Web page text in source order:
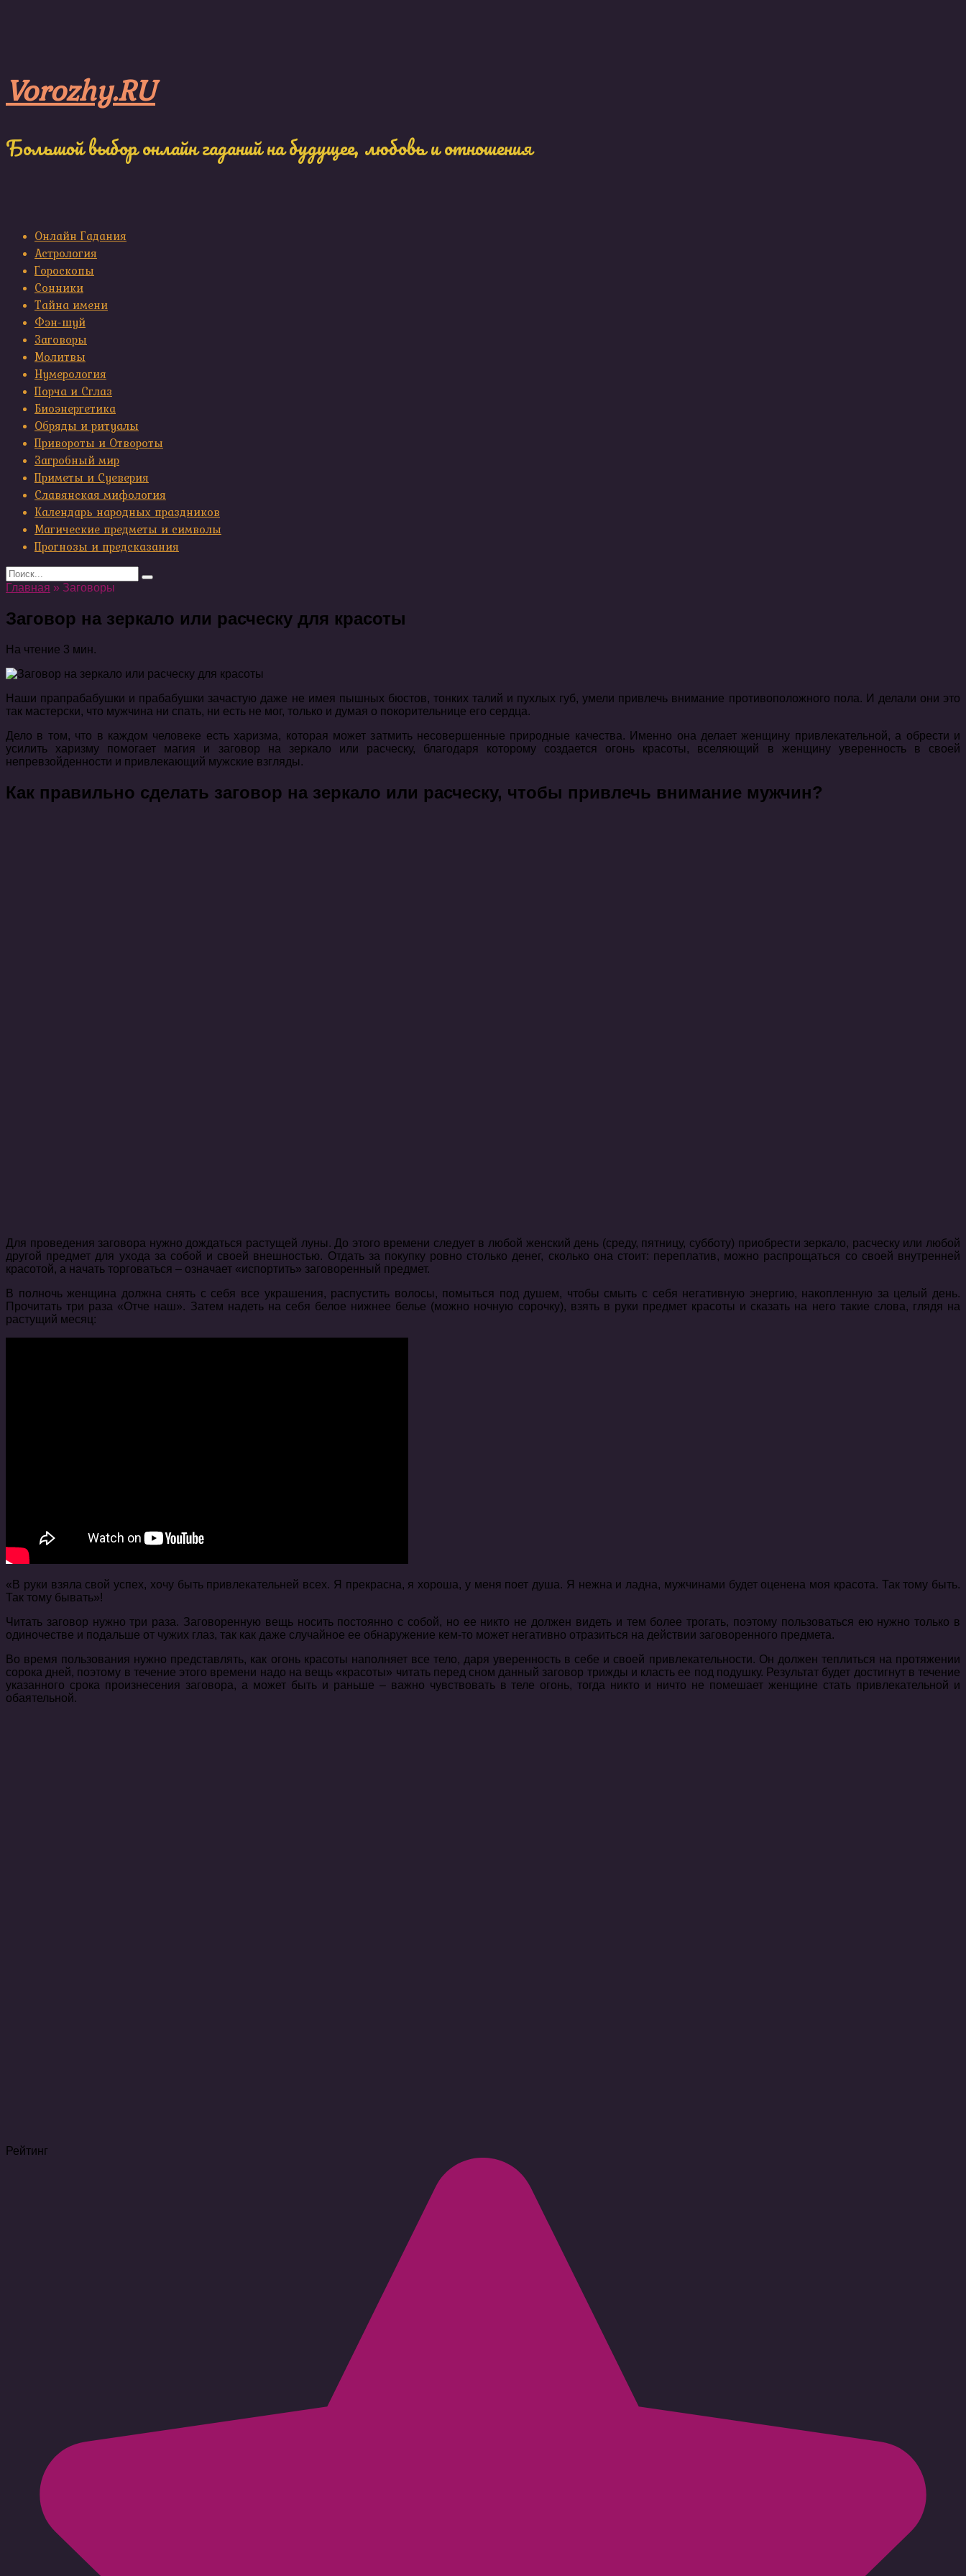
Vorozhy.RU
Большой выбор онлайн гаданий на будущее, любовь и отношения
Онлайн Гадания
Астрология
Гороскопы
Сонники
Тайна имени
Фэн-шуй
Заговоры
Молитвы
Нумерология
Порча и Сглаз
Биоэнергетика
Обряды и ритуалы
Привороты и Отвороты
Загробный мир
Приметы и Суеверия
Славянская мифология
Календарь народных праздников
Магические предметы и символы
Прогнозы и предсказания
Search
for:
Главная » Заговоры
Заговор на зеркало или расческу для красоты
На чтение 3 мин.
Наши прапрабабушки и прабабушки зачастую даже не имея пышных бюстов, тонких талий и пухлых губ, умели привлечь внимание противоположного пола. И делали они это
так мастерски, что мужчина ни спать, ни есть не мог, только и думая о покорительнице его сердца.
Дело в том, что в каждом человеке есть харизма, которая может затмить несовершенные природные качества. Именно она делает женщину привлекательной, а обрести и
усилить харизму помогает магия и заговор на зеркало или расческу, благодаря которому создается огонь красоты, вселяющий в женщину уверенность в своей
непревзойденности и привлекающий мужские взгляды.
Как правильно сделать заговор на зеркало или расческу, чтобы привлечь внимание мужчин?
Для проведения заговора нужно дождаться растущей луны. До этого времени следует в любой женский день (среду, пятницу, субботу) приобрести зеркало, расческу или любой
другой предмет для ухода за собой и своей внешностью. Отдать за покупку ровно столько денег, сколько она стоит: переплатив, можно распрощаться со своей внутренней
красотой, а начать торговаться – означает «испортить» заговоренный предмет.
В полночь женщина должна снять с себя все украшения, распустить волосы, помыться под душем, чтобы смыть с себя негативную энергию, накопленную за целый день.
Прочитать три раза «Отче наш». Затем надеть на себя белое нижнее белье (можно ночную сорочку), взять в руки предмет красоты и сказать на него такие слова, глядя на
растущий месяц:
«В руки взяла свой успех, хочу быть привлекательней всех. Я прекрасна, я хороша, у меня поет душа. Я нежна и ладна, мужчинами будет оценена моя красота. Так тому быть.
Так тому бывать»!
Читать заговор нужно три раза. Заговоренную вещь носить постоянно с собой, но ее никто не должен видеть и тем более трогать, поэтому пользоваться ею нужно только в
одиночестве и подальше от чужих глаз, так как даже случайное ее обнаружение кем-то может негативно отразиться на действии заговоренного предмета.
Во время пользования нужно представлять, как огонь красоты наполняет все тело, даря уверенность в себе и своей привлекательности. Он должен теплиться на протяжении
сорока дней, поэтому в течение этого времени надо на вещь «красоты» читать перед сном данный заговор трижды и класть ее под подушку. Результат будет достигнут в течение
указанного срока произнесения заговора, а может быть и раньше – важно чувствовать в теле огонь, тогда никто и ничто не помешает женщине стать привлекательной и
обаятельной.
Рейтинг